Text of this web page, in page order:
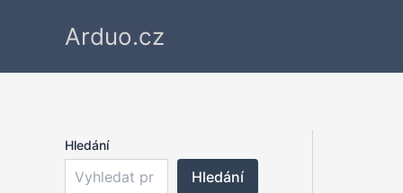
Arduo.cz
Hledání
Hledání